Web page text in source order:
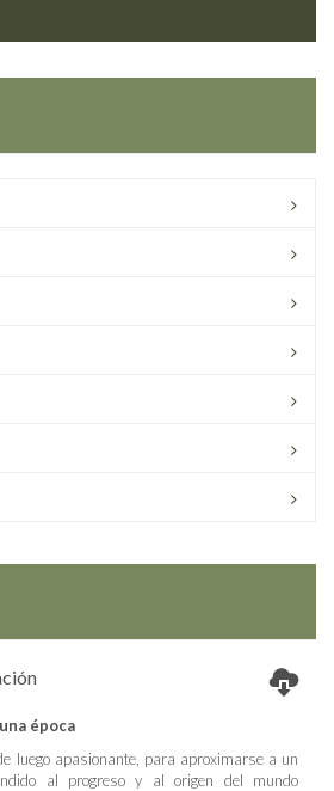
época
luego apasionante, para aproximarse a un
al progreso y al origen del mundo